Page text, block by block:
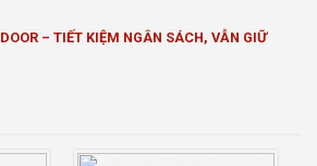
– TIẾT KIỆM NGÂN SÁCH, VẪN GIỮ